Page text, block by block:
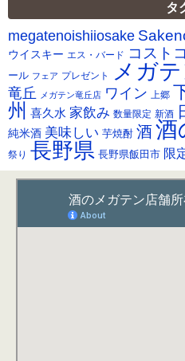
カ
イ
ブ
タ
megatenoishiiosake
ウイスキー エス・バード コストコ
ール フェア プレゼント メガ
竜丘
メガテン竜丘店 ワイン 上郷
州 喜久水 家飲み 数量限定 新酒
純米酒 美味しい 芋焼酎 酒酒
祭り 長野県 長野県飯田市 限